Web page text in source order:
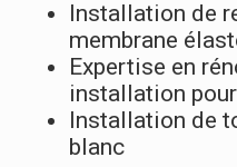
Installation de
membrane
Expertise en
installation
Installation de
blanc